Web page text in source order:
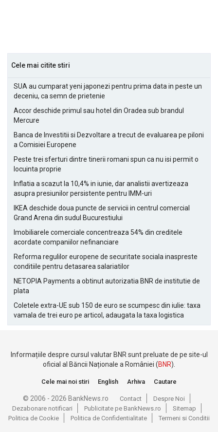
Cele mai citite stiri
SUA au cumparat yeni japonezi pentru prima data in peste un
deceniu, ca semn de prietenie
Accor deschide primul sau hotel din Oradea sub brandul
Mercure
Banca de Investitii si Dezvoltare a trecut de evaluarea pe piloni
a Comisiei Europene
Peste trei sferturi dintre tinerii romani spun ca nu isi permit o
locuinta proprie
Inflatia a scazut la 10,4% in iunie, dar analistii avertizeaza
asupra presiunilor persistente pentru IMM-uri
IKEA deschide doua puncte de servicii in centrul comercial
Grand Arena din sudul Bucurestiului
Imobiliarele comerciale concentreaza 54% din creditele
acordate companiilor nefinanciare
Reforma regulilor europene de securitate sociala inaspreste
conditiile pentru detasarea salariatilor
NETOPIA Payments a obtinut autorizatia BNR de institutie de
plata
Coletele extra-UE sub 150 de euro se scumpesc din iulie: taxa
vamala de trei euro pe articol, adaugata la taxa logistica
Informațiile despre cursul valutar BNR sunt preluate de pe site-ul
oficial al Băncii Naționale a României (BNR).
Cele mai noi stiri English Arhiva Cautare
© 2006 - 2026 BankNews.ro Contact
Despre Noi
Dezabonare notificari
Publicitate pe BankNews.ro
Sitemap
Politica de Cookie
Politica de Confidentialitate Termeni si Conditii